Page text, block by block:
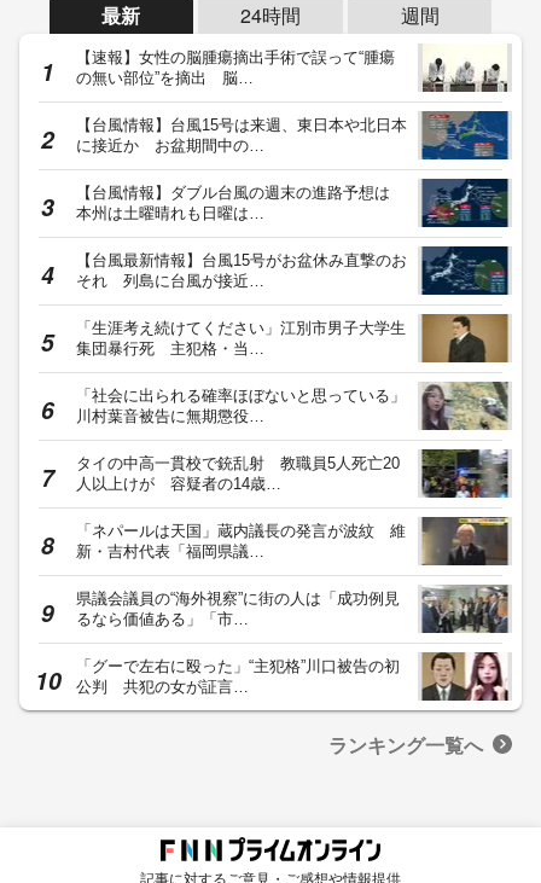
最新 24時間 週間
【速報】女性の脳腫瘍摘出手術で誤って“腫瘍
の無い部位”を摘出 脳…
【台風情報】台風15号は来週、東日本や北日本
に接近か お盆期間中の…
【台風情報】ダブル台風の週末の進路予想は
本州は土曜晴れも日曜は…
【台風最新情報】台風15号がお盆休み直撃のお
それ 列島に台風が接近…
「生涯考え続けてください」江別市男子大学生
集団暴行死 主犯格・当…
「社会に出られる確率ほぼないと思っている」
川村葉音被告に無期懲役…
タイの中高一貫校で銃乱射 教職員5人死亡20
人以上けが 容疑者の14歳…
「ネパールは天国」蔵内議長の発言が波紋 維
新・吉村代表「福岡県議…
県議会議員の“海外視察”に街の人は「成功例見
るなら価値ある」「市…
「グーで左右に殴った」“主犯格”川口被告の初
公判 共犯の女が証言…
ランキング一覧へ
記事に対するご意見・ご感想や情報提供